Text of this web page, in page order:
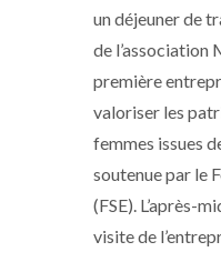
un déjeuner de
de l’association
première
valoriser les
femmes issues
soutenue par le
(FSE). L’après-
visite de